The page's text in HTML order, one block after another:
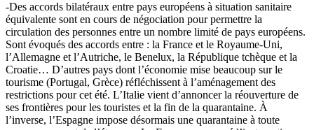
-Des accords bilatéraux entre pays européens à situation sanitaire
équivalente sont en cours de négociation pour permettre la
circulation des personnes entre un nombre limité de pays européens.
Sont évoqués des accords entre : la France et le Royaume-Uni,
l’Allemagne et l’Autriche, le Benelux, la République tchèque et la
Croatie… D’autres pays dont l’économie mise beaucoup sur le
tourisme (Portugal, Grèce) réfléchissent à l’aménagement des
restrictions pour cet été. L’Italie vient d’annoncer la réouverture de
ses frontières pour les touristes et la fin de la quarantaine. À
l’inverse, l’Espagne impose désormais une quarantaine à toute